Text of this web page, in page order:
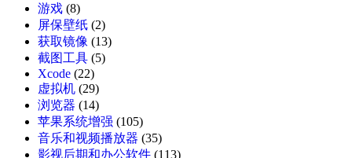
游戏 (8)
屏保壁纸 (2)
获取镜像 (13)
截图工具 (5)
Xcode (22)
虚拟机 (29)
浏览器 (14)
苹果系统增强 (105)
音乐和视频播放器 (35)
影视后期和办公软件 (113)